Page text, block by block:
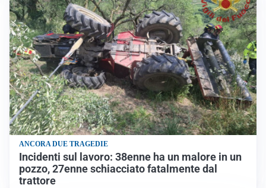
ANCORA DUE TRAGEDIE
Incidenti sul lavoro: 38enne ha un malore in un
pozzo, 27enne schiacciato fatalmente dal
trattore